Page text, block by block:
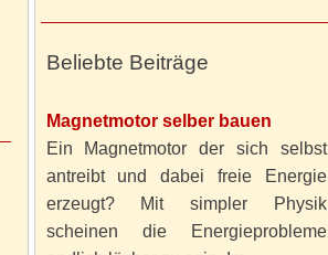
Beliebte Beiträge
Magnetmotor selber bauen
Ein Magnetmotor der sich selbst
antreibt und dabei freie Energie
erzeugt? Mit simpler Physik
scheinen die Energieprobleme